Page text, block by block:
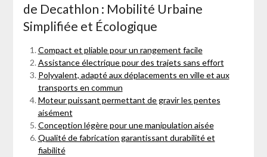
de Decathlon : Mobilité Urbaine
Simplifiée et Écologique
Compact et pliable pour un rangement facile
Assistance électrique pour des trajets sans effort
Polyvalent, adapté aux déplacements en ville et aux
transports en commun
Moteur puissant permettant de gravir les pentes
aisément
Conception légère pour une manipulation aisée
Qualité de fabrication garantissant durabilité et
fiabilité